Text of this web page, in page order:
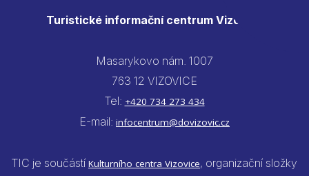
Turistické informační centrum Vizovice
Masarykovo nám. 1007
763 12 VIZOVICE
Tel: +420 734 273 434
E-mail: infocentrum@dovizovic.cz
TIC je součástí Kulturního centra Vizovice, organizační složky